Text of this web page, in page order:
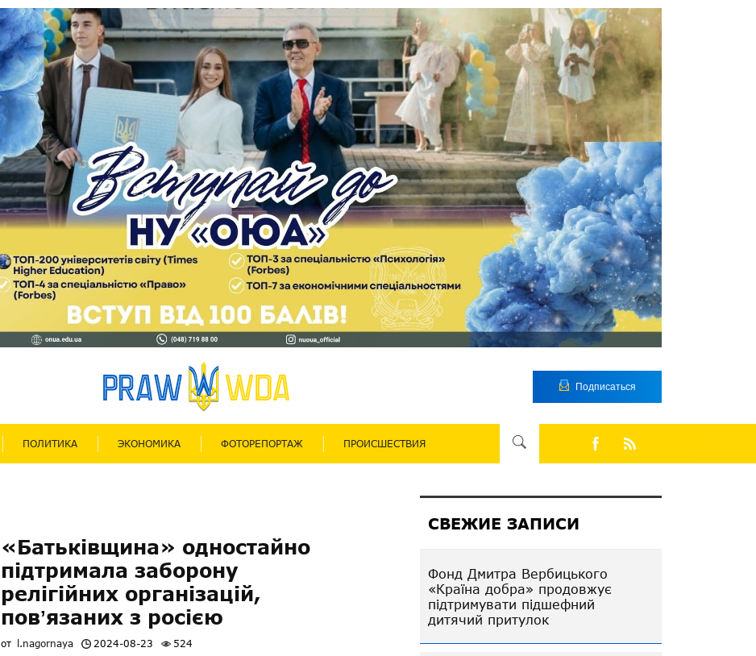
Подписаться
ПОЛИТИКА ЭКОНОМИКА ФОТОРЕПОРТАЖ ПРОИСШЕСТВИЯ
«Батьківщина» одностайно
підтримала заборону
релігійних організацій,
повʼязаних з росією
от l.nagornaya 2024-08-23 524
СВЕЖИЕ ЗАПИСИ
Фонд Дмитра Вербицького
«Країна добра» продовжує
підтримувати підшефний
дитячий притулок